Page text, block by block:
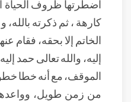
اضطرتها ظروف الحياة
كارهة ، ثم ذكرته بالله،
الخاتم إلا بحقه، فقام
إليه، والله تعالى حمد
الموقف، مع أنه خطا
من زمن طويل،